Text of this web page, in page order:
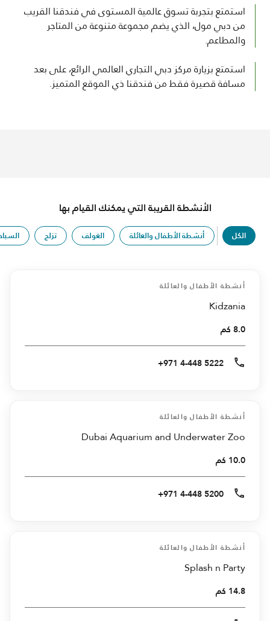
استمتع بتجربة تسوق عالمية المستوى في فندقنا القريب
من دبي مول، الذي يضم مجموعة متنوعة من المتاجر
والمطاعم.
استمتع بزيارة مركز دبي التجاري العالمي الرائع، على بعد
مسافة قصيرة فقط من فندقنا ذي الموقع المتميز.
الأنشطة القريبة التي يمكنك القيام بها
الكل أنشطة الأطفال والعائلة الغولف تزلج
أنشطة الأطفال والعائلة
Kidzania
8.0 كم
+971 4-448 5222
أنشطة الأطفال والعائلة
Dubai Aquarium and Underwater Zoo
10.0 كم
+971 4-448 5200
أنشطة الأطفال والعائلة
Splash n Party
14.8 كم